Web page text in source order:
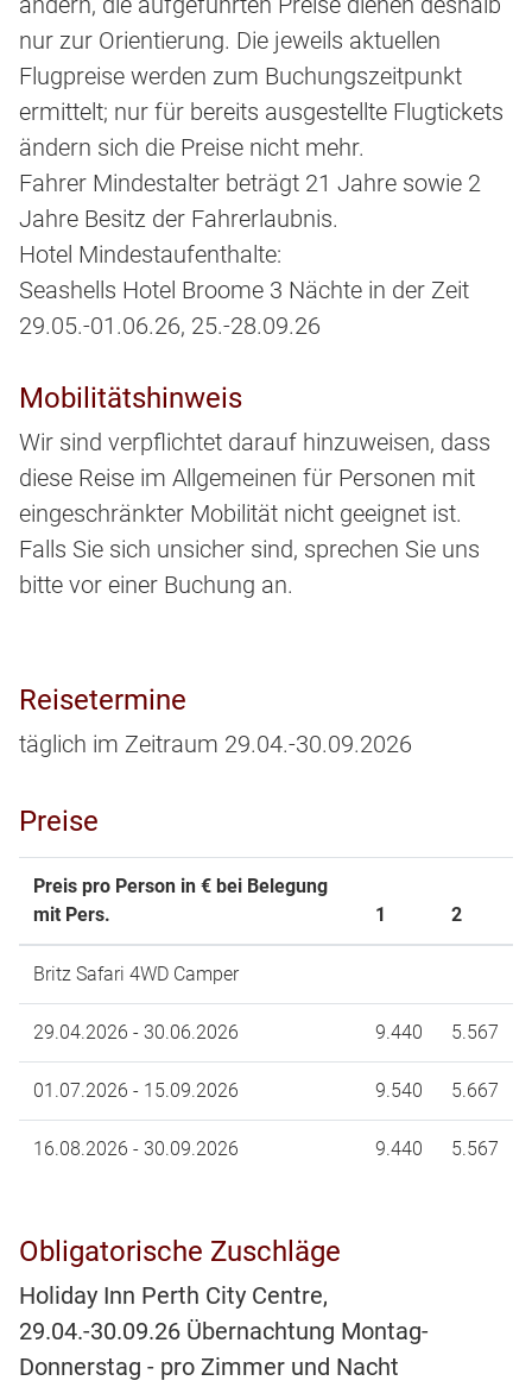
nur zur Orientierung. Die jeweils aktuellen
Flugpreise werden zum Buchungszeitpunkt
ermittelt; nur für bereits ausgestellte Flugtickets
ändern sich die Preise nicht mehr.
Fahrer Mindestalter beträgt 21 Jahre sowie 2
Jahre Besitz der Fahrerlaubnis.
Hotel Mindestaufenthalte:
Seashells Hotel Broome 3 Nächte in der Zeit
29.05.-01.06.26, 25.-28.09.26
Mobilitätshinweis
Wir sind verpflichtet darauf hinzuweisen, dass
diese Reise im Allgemeinen für Personen mit
eingeschränkter Mobilität nicht geeignet ist.
Falls Sie sich unsicher sind, sprechen Sie uns
bitte vor einer Buchung an.
Reisetermine
täglich im Zeitraum 29.04.-30.09.2026
Preise
Preis pro Person in € bei Belegung
mit Pers.
1 2
Britz Safari 4WD Camper
29.04.2026 - 30.06.2026 9.440 5.567
01.07.2026 - 15.09.2026 9.540 5.667
16.08.2026 - 30.09.2026 9.440 5.567
Obligatorische Zuschläge
Holiday Inn Perth City Centre,
29.04.-30.09.26 Übernachtung Montag-
Donnerstag - pro Zimmer und Nacht